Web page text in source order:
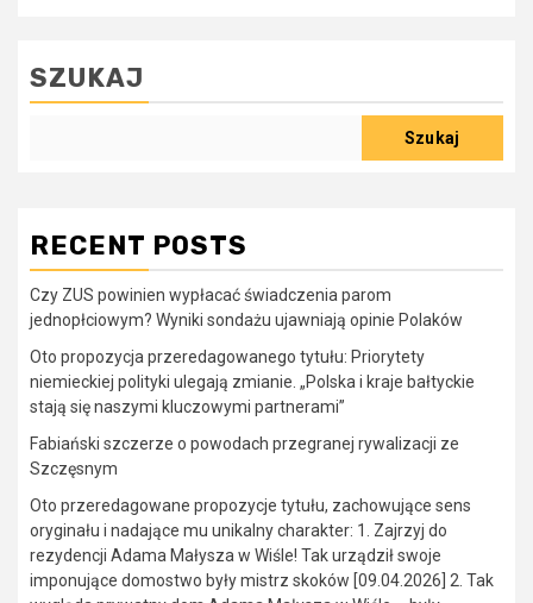
SZUKAJ
Szukaj
RECENT POSTS
Czy ZUS powinien wypłacać świadczenia parom
jednopłciowym? Wyniki sondażu ujawniają opinie Polaków
Oto propozycja przeredagowanego tytułu: Priorytety
niemieckiej polityki ulegają zmianie. „Polska i kraje bałtyckie
stają się naszymi kluczowymi partnerami”
Fabiański szczerze o powodach przegranej rywalizacji ze
Szczęsnym
Oto przeredagowane propozycje tytułu, zachowujące sens
oryginału i nadające mu unikalny charakter: 1. Zajrzyj do
rezydencji Adama Małysza w Wiśle! Tak urządził swoje
imponujące domostwo były mistrz skoków [09.04.2026] 2. Tak